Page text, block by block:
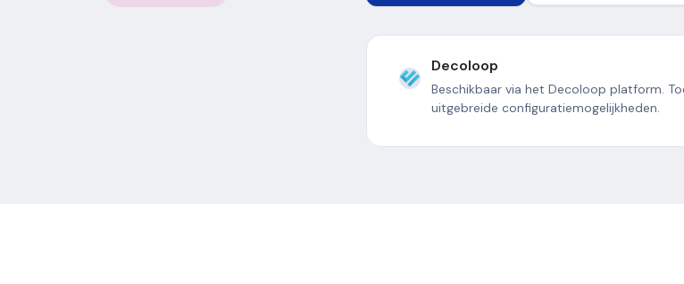
Decoloop
Beschikbaar via het Decoloop platform.
uitgebreide configuratiemogelijkheden.